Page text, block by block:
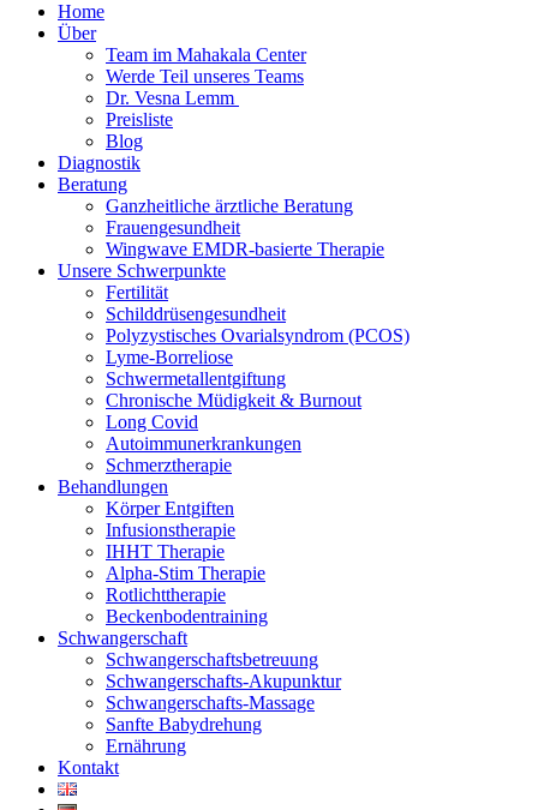
Home
Über
Team im Mahakala Center
Werde Teil unseres Teams
Dr. Vesna Lemm ​
Preisliste
Blog
Diagnostik
Beratung
Ganzheitliche ärztliche Beratung
Frauen­gesundheit
Wingwave EMDR-basierte Therapie
Unsere Schwerpunkte
Fertilität
Schilddrüsengesundheit
Polyzystisches Ovarialsyndrom (PCOS)
Lyme-Borreliose
Schwermetallentgiftung
Chronische Müdigkeit & Burnout
Long Covid
Autoimmunerkrankungen
Schmerztherapie
Behandlungen
Körper Entgiften
Infusionstherapie
IHHT Therapie
Alpha-Stim Therapie
Rotlichttherapie
Beckenbodentraining
Schwangerschaft
Schwangerschaftsbetreuung
Schwangerschafts-Akupunktur
Schwangerschafts-Massage
Sanfte Babydrehung
Ernährung
Kontakt